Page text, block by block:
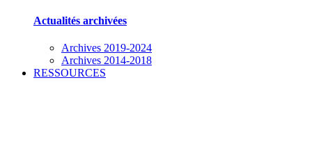
Actualités archivées
Archives 2019-2024
Archives 2014-2018
RESSOURCES